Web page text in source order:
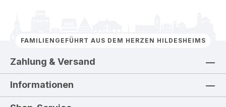
FAMILIENGEFÜHRT AUS DEM HERZEN HILDESHEIMS
Zahlung & Versand
Informationen